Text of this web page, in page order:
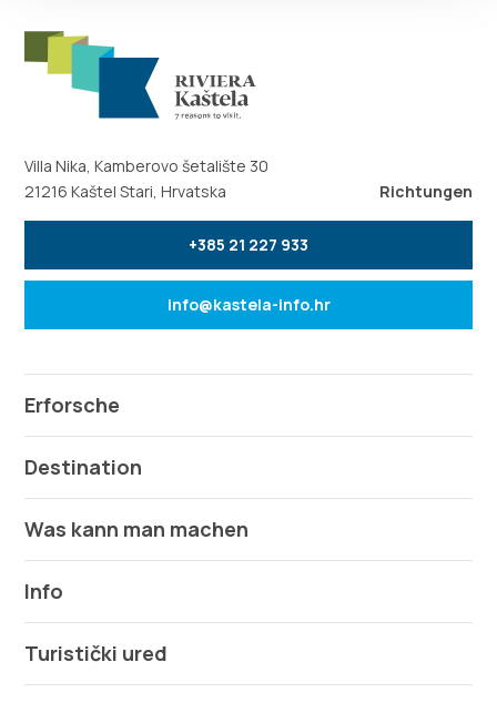
Villa Nika, Kamberovo šetalište 30
21216 Kaštel Stari, Hrvatska
Richtungen
+385 21 227 933
info@kastela-info.hr
Erforsche
Destination
Was kann man machen
Info
Turistički ured